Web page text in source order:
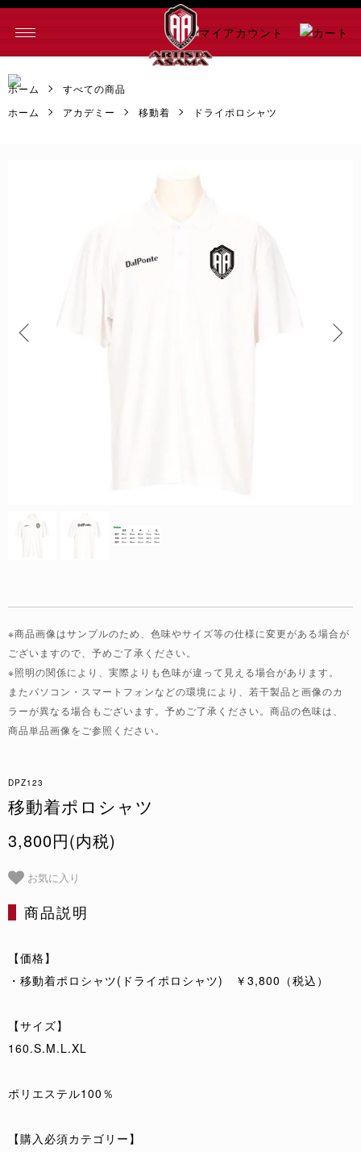
ト
ホーム
すべての商品
ホーム
アカデミー 移動着 ドライポロシャツ
※商品画像はサンプルのため、色味やサイズ等の仕様に変更がある場合が
ございますので、予めご了承ください。
※照明の関係により、実際よりも色味が違って見える場合があります。
またパソコン・スマートフォンなどの環境により、若干製品と画像のカ
ラーが異なる場合もございます。予めご了承ください。商品の色味は、
商品単品画像をご参照ください。
DPZ123
移動着ポロシャツ
3,800円(内税)
お気に入り
商品説明
【価格】
・移動着ポロシャツ(ドライポロシャツ) ￥3,800（税込）
【サイズ】
160.S.M.L.XL
ポリエステル100％
【購入必須カテゴリー】